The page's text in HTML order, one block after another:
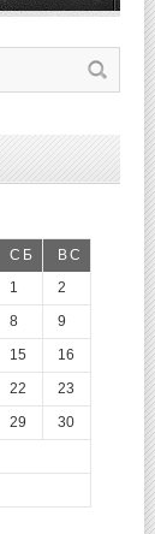
СБ ВС
1
2
8
9
15
16
22
23
29
30